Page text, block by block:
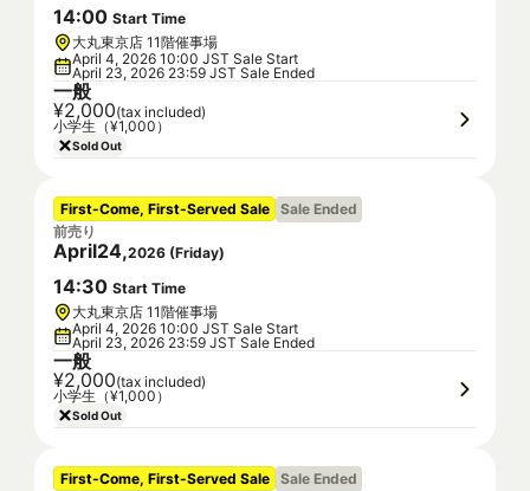
14:00 Start Time
大丸東京店 11階催事場
April 4, 2026 10:00 JST Sale Start
April 23, 2026 23:59 JST Sale Ended
一般
¥2,000(tax included)
小学生（¥1,000）
Sold Out
First-Come, First-Served Sale Sale Ended
前売り
April24,2026 (Friday)
14:30 Start Time
大丸東京店 11階催事場
April 4, 2026 10:00 JST Sale Start
April 23, 2026 23:59 JST Sale Ended
一般
¥2,000(tax included)
小学生（¥1,000）
Sold Out
First-Come, First-Served Sale Sale Ended